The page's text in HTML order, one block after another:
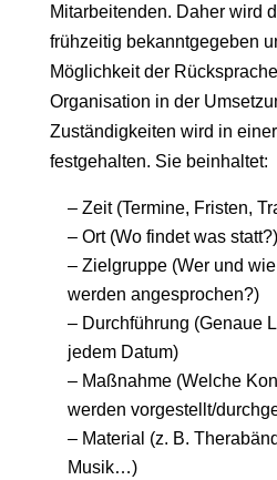
Mitarbeitenden. Daher wird
frühzeitig bekanntgegeben
Möglichkeit der
Organisation in der
Zuständigkeiten wird in
festgehalten. Sie beinhaltet:
– Zeit (Termine, Fristen,
– Ort (Wo findet was statt?)
– Zielgruppe (Wer und
werden angesprochen?)
– Durchführung (Genaue
jedem Datum)
– Maßnahme (Welche
werden vorgestellt/
– Material (z. B.
Musik…)